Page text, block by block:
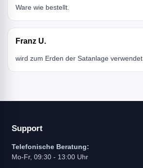
Ware wie bestellt.
Franz U.
wird zum Erden der Satanlage verwendet
Support
Telefonische Beratung:
Mo-Fr, 09:30 - 13:00 Uhr